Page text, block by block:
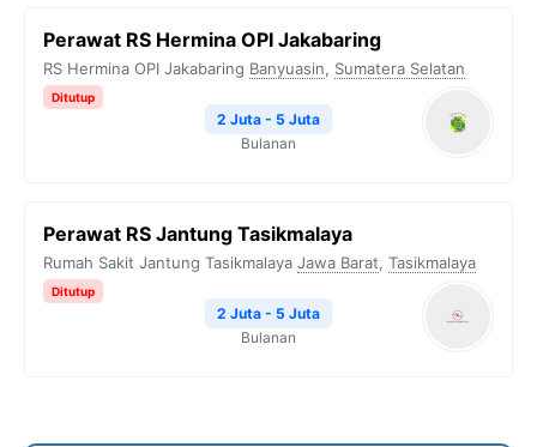
Perawat RS Hermina OPI Jakabaring
RS Hermina OPI Jakabaring Banyuasin, Sumatera Selatan
Ditutup
2 Juta - 5 Juta
Bulanan
Perawat RS Jantung Tasikmalaya
Rumah Sakit Jantung Tasikmalaya Jawa Barat, Tasikmalaya
Ditutup
2 Juta - 5 Juta
Bulanan